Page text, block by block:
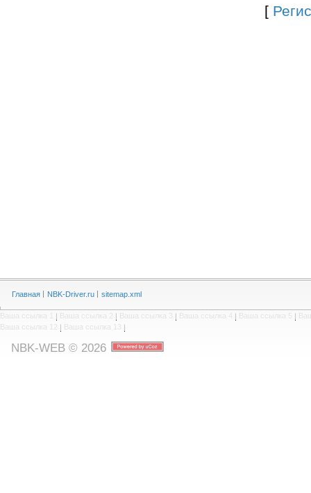
[
Главная NBK-Driver.ru sitemap.xml
Ваша ссылка 1 | Ваша ссылка 2 | Ваша ссылка 3 | Ваша ссылка 4 | Ваша ссылка 5 |
Ваша ссылка 12 | Ваша ссылка 13 |
NBK-WEB © 2026